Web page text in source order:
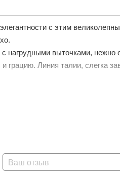
с этим
нагрудными выточками, нежно
и грацию. Линия талии, слегка
Ваш отзыв